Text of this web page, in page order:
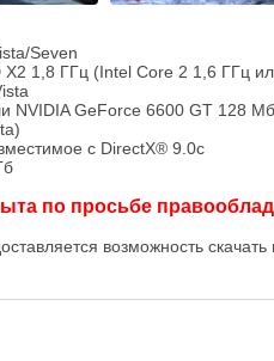
Seven
1,8 ГГц (Intel Core 2 1,6 ГГц
NVIDIA GeForce 6600 GT 128
с DirectX® 9.0с
по просьбе
возможность